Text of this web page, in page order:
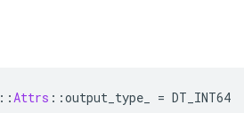
::Attrs ::output_type_ = DT_INT64